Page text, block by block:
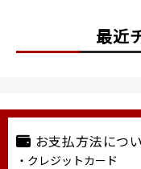
最近
お支払方法につ
・クレジットカード